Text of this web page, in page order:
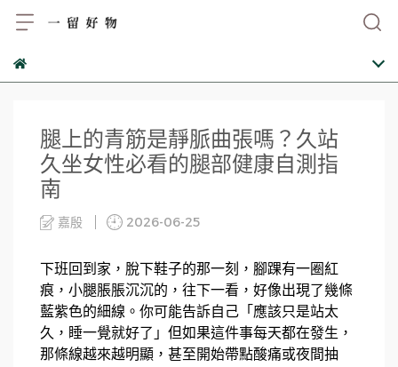
腿上的青筋是靜脈曲張嗎？久站
久坐女性必看的腿部健康自測指
南
嘉殷 2026-06-25
下班回到家，脫下鞋子的那一刻，腳踝有一圈紅
痕，小腿脹脹沉沉的，往下一看，好像出現了幾條
藍紫色的細線。 你可能告訴自己「應該只是站太
久，睡一覺就好了」 但如果這件事每天都在發生，
那條線越來越明顯，甚至開始帶點酸痛或夜間抽